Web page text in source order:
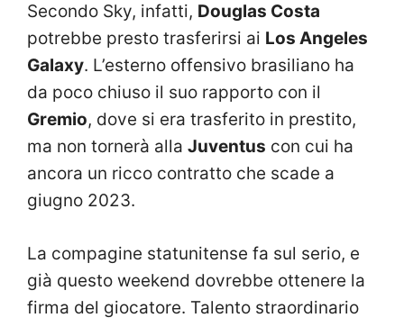
Secondo Sky, infatti, Douglas Costa
potrebbe presto trasferirsi ai Los Angeles
Galaxy. L’esterno offensivo brasiliano ha
da poco chiuso il suo rapporto con il
Gremio, dove si era trasferito in prestito,
ma non tornerà alla Juventus con cui ha
ancora un ricco contratto che scade a
giugno 2023.
La compagine statunitense fa sul serio, e
già questo weekend dovrebbe ottenere la
firma del giocatore. Talento straordinario